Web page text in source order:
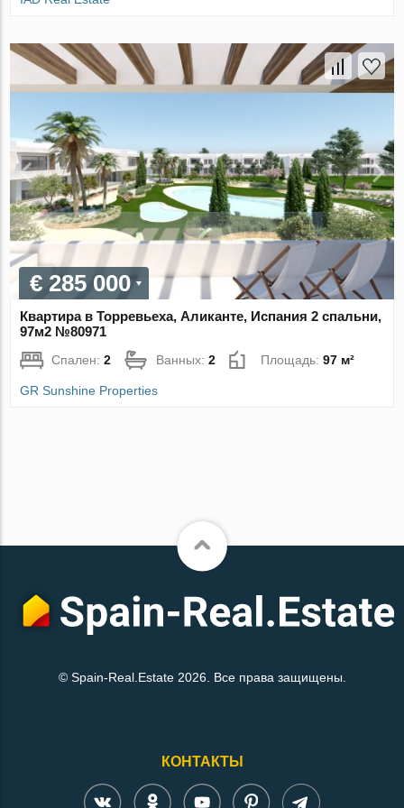
€ 285 000
Квартира в Торревьеха, Аликанте, Испания 2 спальни,
97м2 №80971
Спален:2 Ванных:2 Площадь:97 м²
GR Sunshine Properties
© Spain-Real.Estate 2026. Все права защищены.
КОНТАКТЫ